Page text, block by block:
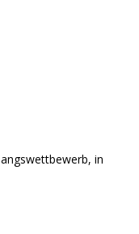
in